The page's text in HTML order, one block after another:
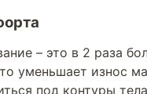
– это в 2 раза
уменьшает износ
под контуры